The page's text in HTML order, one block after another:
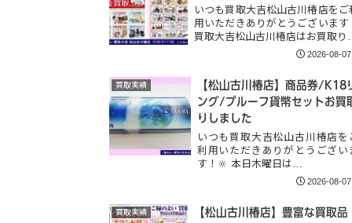
いつも買取大吉松山古川椿店をご
用いただきありがとうございます
買取大吉松山古川椿店はお買取り…
2026-08-07
買取実績
【松山古川椿店】商品券/K18
ング/プルーフ貨幣セットお買
りしました
いつも買取大吉松山古川椿店を
利用いただきありがとうござい
す！🔆 本日木曜日は…
2026-08-07
買取実績 【松山古川椿店】豊富な買取品